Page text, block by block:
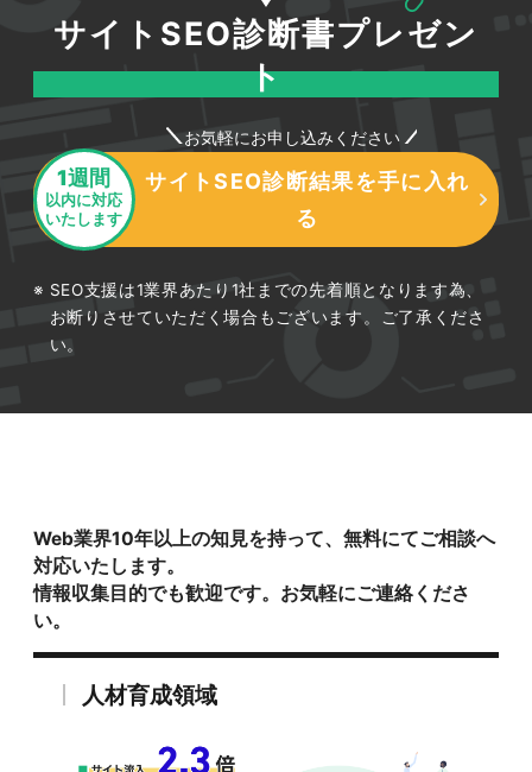
サイトSEO診断書プレゼン
ト
お気軽にお申し込みください
1週間
以内に対応
いたします
サイトSEO診断結果を手に入れ
る
SEO支援は1業界あたり1社までの先着順となります為、
お断りさせていただく場合もございます。ご了承くださ
い。
Web業界10年以上の知見を持って、無料にてご相談へ
対応いたします。
情報収集目的でも歓迎です。お気軽にご連絡くださ
い。
人材育成領域